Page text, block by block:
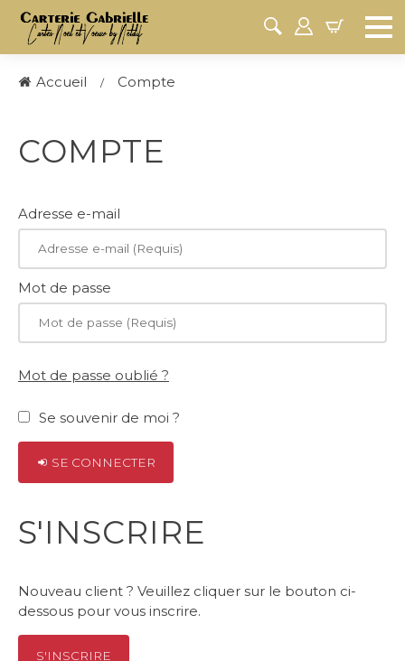
Accueil Compte
COMPTE
Adresse e-mail
Mot de passe
Mot de passe oublié ?
Se souvenir de moi ?
SE CONNECTER
S'INSCRIRE
Nouveau client ? Veuillez cliquer sur le bouton ci-
dessous pour vous inscrire.
S'INSCRIRE